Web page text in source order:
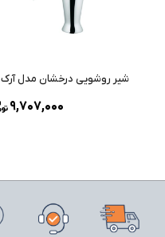
شیر روشویی درخشان مدل آرک
9,707,000